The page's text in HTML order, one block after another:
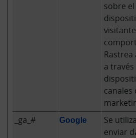
sobre el
Rastrea
a través
canales
_ga_# Google
Se
enviar